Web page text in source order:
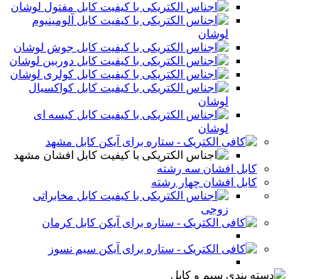
کابل مفتول لوشان
کابل آلومینیوم
لوشان
کابل جوش لوشان
کابل دوربین لوشان
کابل کولری لوشان
کابل کواکسیال
لوشان
کابل کیسه ای
لوشان
کابل مشهد
کابل افشان مشهد
کابل افشان سه رشته
کابل افشان چهار رشته
کابل مخابراتی
زوجی
کابل کرمان
سیم نسوز